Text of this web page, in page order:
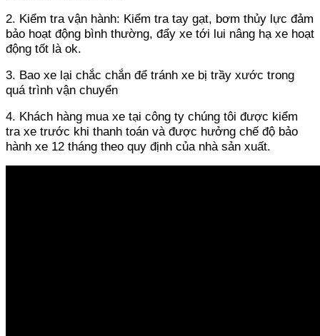
2. Kiểm tra vận hành: Kiểm tra tay gạt, bơm thủy lực đảm
bảo hoạt động bình thường, đẩy xe tới lui nâng hạ xe hoạt
động tốt là ok.
3. Bao xe lại chắc chắn để tránh xe bị trầy xước trong
quá trình vận chuyển
4. Khách hàng mua xe tại công ty chúng tôi được kiểm
tra xe trước khi thanh toán và được hưởng chế độ bảo
hành xe 12 tháng theo quy định của nhà sản xuất.